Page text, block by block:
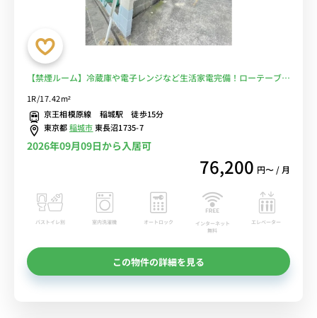
【禁煙ルーム】冷蔵庫や電子レンジなど生活家電完備！ローテーブ
まで1駅＆京王多摩センター駅や明大前駅まで乗換なしでアクセス■
選べるWi-Fi格安レンタル中！
1R/17.42m²
京王相模原線 稲城駅 徒歩15分
東京都稲城市東長沼1735-7
2026年09月09日から入居可
76,200 円〜 / 月
バストイレ別 室内洗濯機 オートロック
インターネット
無料
エレベーター
この物件の詳細を見る